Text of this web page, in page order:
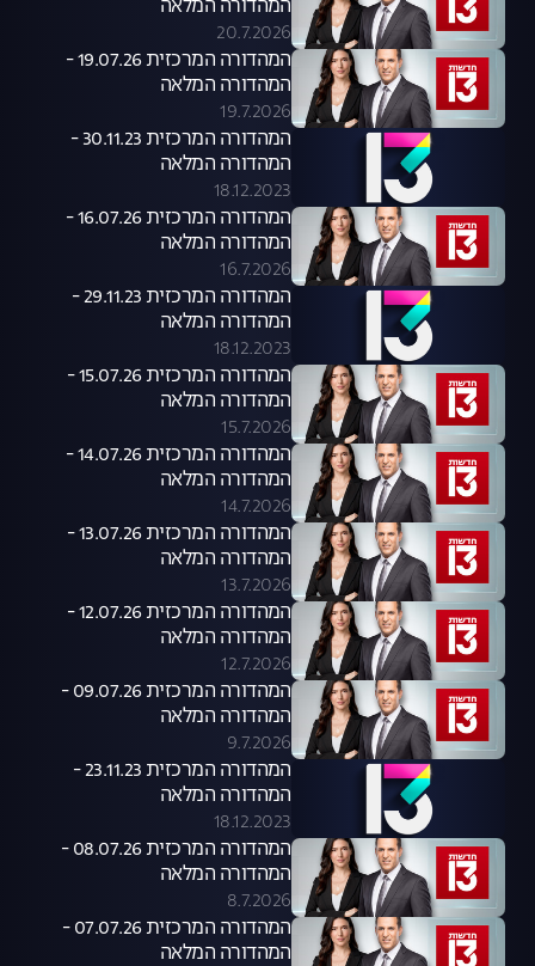
המהדורה המלאה
20.7.2026
המהדורה המרכזית 19.07.26 -
המהדורה המלאה
19.7.2026
המהדורה המרכזית 30.11.23 -
המהדורה המלאה
18.12.2023
המהדורה המרכזית 16.07.26 -
המהדורה המלאה
16.7.2026
המהדורה המרכזית 29.11.23 -
המהדורה המלאה
18.12.2023
המהדורה המרכזית 15.07.26 -
המהדורה המלאה
15.7.2026
המהדורה המרכזית 14.07.26 -
המהדורה המלאה
14.7.2026
המהדורה המרכזית 13.07.26 -
המהדורה המלאה
13.7.2026
המהדורה המרכזית 12.07.26 -
המהדורה המלאה
12.7.2026
המהדורה המרכזית 09.07.26 -
המהדורה המלאה
9.7.2026
המהדורה המרכזית 23.11.23 -
המהדורה המלאה
18.12.2023
המהדורה המרכזית 08.07.26 -
המהדורה המלאה
8.7.2026
המהדורה המרכזית 07.07.26 -
המהדורה המלאה